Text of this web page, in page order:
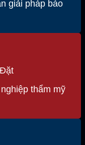
giải pháp báo
thẩm mỹ